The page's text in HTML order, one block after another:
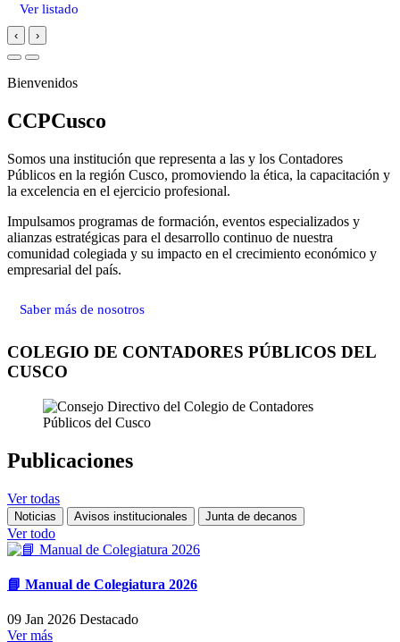
Ver listado
‹ ›
Bienvenidos
CCPCusco
Somos una institución que representa a las y los Contadores
Públicos en la región Cusco, promoviendo la ética, la capacitación y
la excelencia en el ejercicio profesional.
Impulsamos programas de formación, eventos especializados y
alianzas estratégicas para el desarrollo continuo de nuestra
comunidad colegiada y su impacto en el crecimiento económico y
empresarial del país.
Saber más de nosotros
COLEGIO DE CONTADORES PÚBLICOS DEL
CUSCO
Publicaciones
Ver todas
Noticias Avisos institucionales Junta de decanos
Ver todo
📘 Manual de Colegiatura 2026
09 Jan 2026 Destacado
Ver más